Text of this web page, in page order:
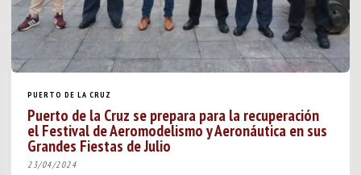
PUERTO DE LA CRUZ
Puerto de la Cruz se prepara para la recuperación
el Festival de Aeromodelismo y Aeronáutica en sus
Grandes Fiestas de Julio
23/04/2024